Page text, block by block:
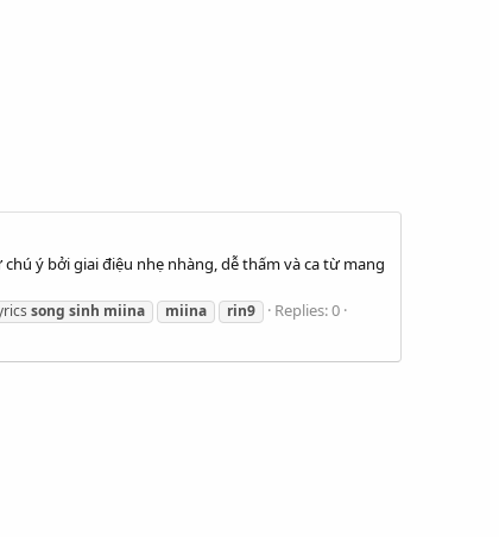
ý bởi giai điệu nhẹ nhàng, dễ thấm và ca từ mang
song sinh miina miina rin9
Replies: 0